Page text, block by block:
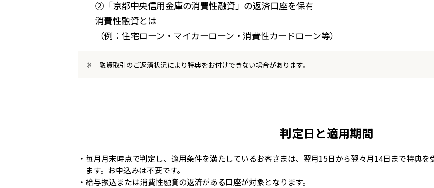
②「京都中央信用金庫の消費性融資」の返済口座を保有
消費性融資とは
（例：住宅ローン・マイカーローン・消費性カードローン等）
融資取引のご返済状況により特典をお付けできない場合があります。
判定日と適用期間
・毎月月末時点で判定し、適用条件を満たしているお客さまは、翌月15日から翌々月14日まで特典を
ます。お申込みは不要です。
・給与振込または消費性融資の返済がある口座が対象となります。